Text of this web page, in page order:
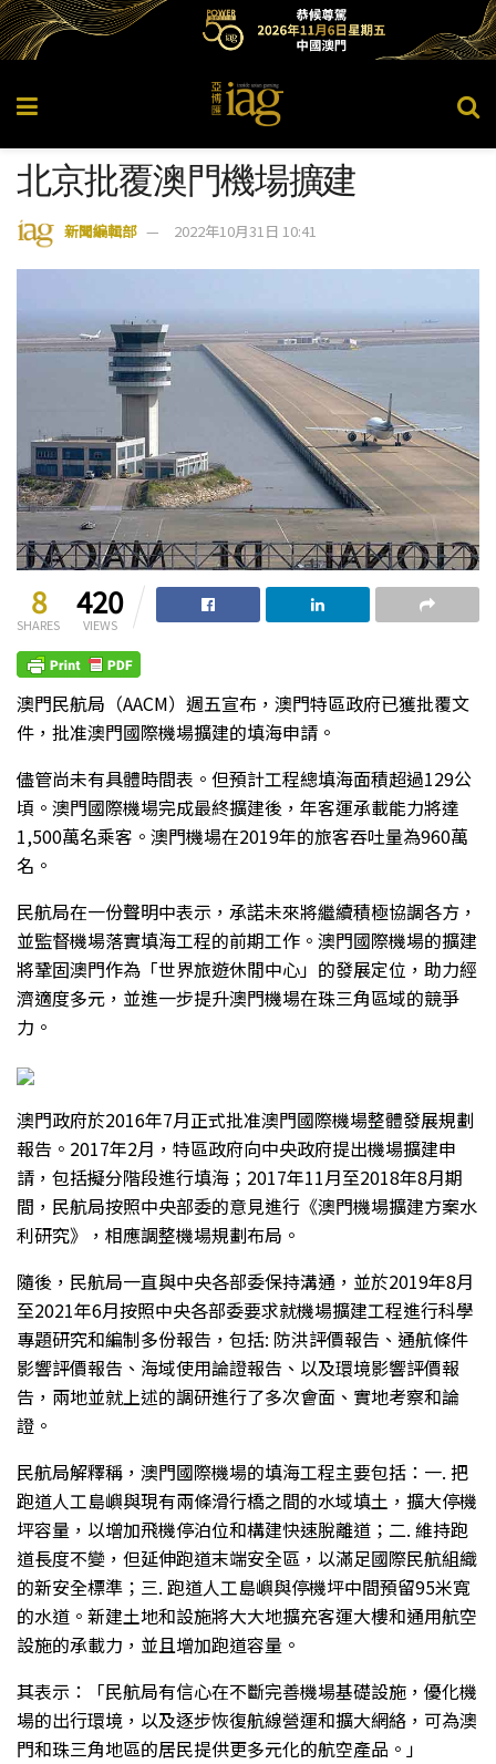
北京批覆澳門機場擴建
新聞編輯部 2022年10月31日 10:41
8
SHARES
420
VIEWS
澳門民航局（AACM）週五宣布，澳門特區政府已獲批覆文
件，批准澳門國際機場擴建的填海申請。
儘管尚未有具體時間表。但預計工程總填海面積超過129公
頃。澳門國際機場完成最終擴建後，年客運承載能力將達
1,500萬名乘客。澳門機場在2019年的旅客吞吐量為960萬
名。
民航局在一份聲明中表示，承諾未來將繼續積極協調各方，
並監督機場落實填海工程的前期工作。澳門國際機場的擴建
將鞏固澳門作為「世界旅遊休閒中心」的發展定位，助力經
濟適度多元，並進一步提升澳門機場在珠三角區域的競爭
力。
澳門政府於2016年7月正式批准澳門國際機場整體發展規劃
報告。2017年2月，特區政府向中央政府提出機場擴建申
請，包括擬分階段進行填海；2017年11月至2018年8月期
間，民航局按照中央部委的意見進行《澳門機場擴建方案水
利研究》，相應調整機場規劃布局。
隨後，民航局一直與中央各部委保持溝通，並於2019年8月
至2021年6月按照中央各部委要求就機場擴建工程進行科學
專題研究和編制多份報告，包括: 防洪評價報告、通航條件
影響評價報告、海域使用論證報告、以及環境影響評價報
告，兩地並就上述的調研進行了多次會面、實地考察和論
證。
民航局解釋稱，澳門國際機場的填海工程主要包括：一. 把
跑道人工島嶼與現有兩條滑行橋之間的水域填土，擴大停機
坪容量，以增加飛機停泊位和構建快速脫離道；二. 維持跑
道長度不變，但延伸跑道末端安全區，以滿足國際民航組織
的新安全標準；三. 跑道人工島嶼與停機坪中間預留95米寬
的水道。新建土地和設施將大大地擴充客運大樓和通用航空
設施的承載力，並且增加跑道容量。
其表示：「民航局有信心在不斷完善機場基礎設施，優化機
場的出行環境，以及逐步恢復航線營運和擴大網絡，可為澳
門和珠三角地區的居民提供更多元化的航空產品。」